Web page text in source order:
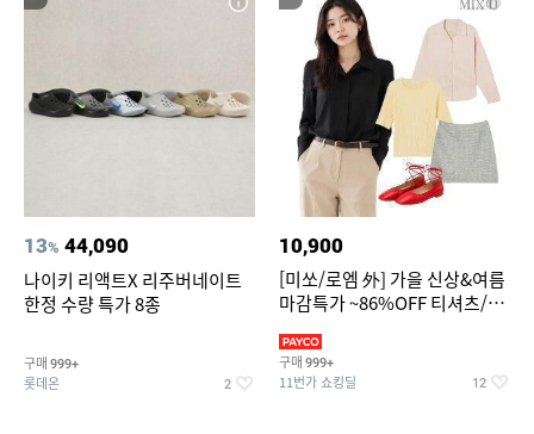
13% 44,090
나이키 리액트X 리주버네이트
한정 수량 특가 8종
구매 999+
롯데온 2
10,900
[미쏘/로엠 外] 가을 신상&여름
마감특가 ~86%OFF 티셔츠/슬
구매 999+
11번가 쇼킹딜 12